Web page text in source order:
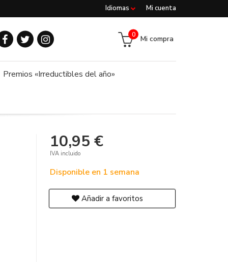
Mi cuenta
Idiomas
Mi compra
0
Premios «Irreductibles del año»
10,95 €
IVA incluido
Disponible en 1 semana
Añadir a favoritos